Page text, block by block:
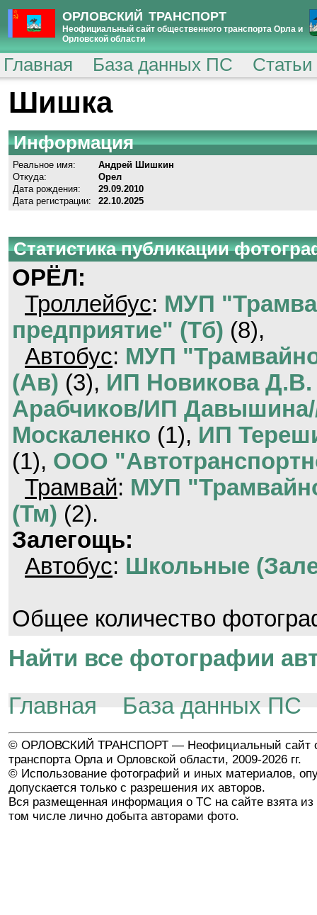
ОРЛОВСКИЙ ТРАНСПОРТ
Неофициальный сайт общественного транспорта Орла и
Орловской области
Главная База данных ПС
Шишка
Информация
Реальное имя:
Андрей Шишкин
Откуда:
Орел
Дата рождения:
29.09.2010
Дата регистрации:
22.10.2025
Статистика публикации
ОРЁЛ:
Троллейбус: МУП
предприятие" (Тб) (8),
Автобус: МУП
(Ав) (3), ИП Новикова Д.В.
Арабчиков/ИП
Москаленко (1), ИП
(1), ООО
Трамвай: МУП
(Тм) (2).
Залегощь:
Автобус: Школьные
Общее количество
Найти все фотографии
Главная
База данных ПС
© ОРЛОВСКИЙ ТРАНСПОРТ — Неофициальный сайт
транспорта Орла и Орловской области, 2009-2026 гг.
© Использование фотографий и иных материалов,
допускается только с разрешения их авторов.
Вся размещенная информация о ТС на сайте взята из
том числе лично добыта авторами фото.